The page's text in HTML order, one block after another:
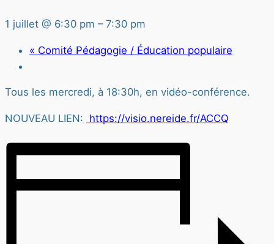
1 juillet @ 6:30 pm – 7:30 pm
« Comité Pédagogie / Éducation populaire
Tous les mercredi, à 18:30h, en vidéo-conférence.
NOUVEAU LIEN: https://visio.nereide.fr/ACCQ